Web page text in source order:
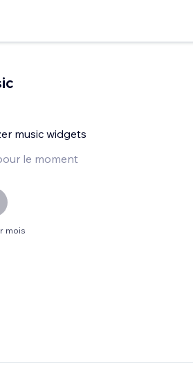
music widgets
le moment
mois